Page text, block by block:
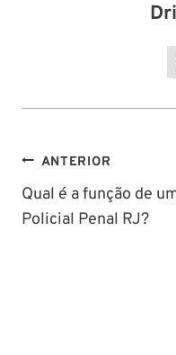
Navegação
de
Post
ANTERIOR
Qual é a função de
Policial Penal RJ?